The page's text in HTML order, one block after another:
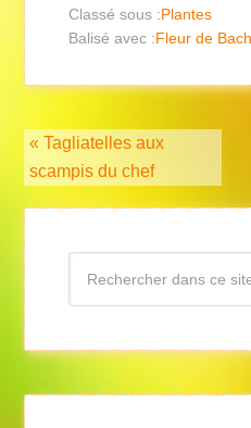
Classé sous :Plantes
Balisé avec :Fleur de Bach
« Tagliatelles aux
scampis du chef